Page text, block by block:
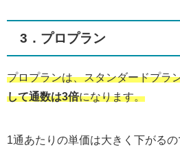
3．プロプラン
プロプランは、スタンダードプラ
して通数は3倍になります。
1通あたりの単価は大きく下がる